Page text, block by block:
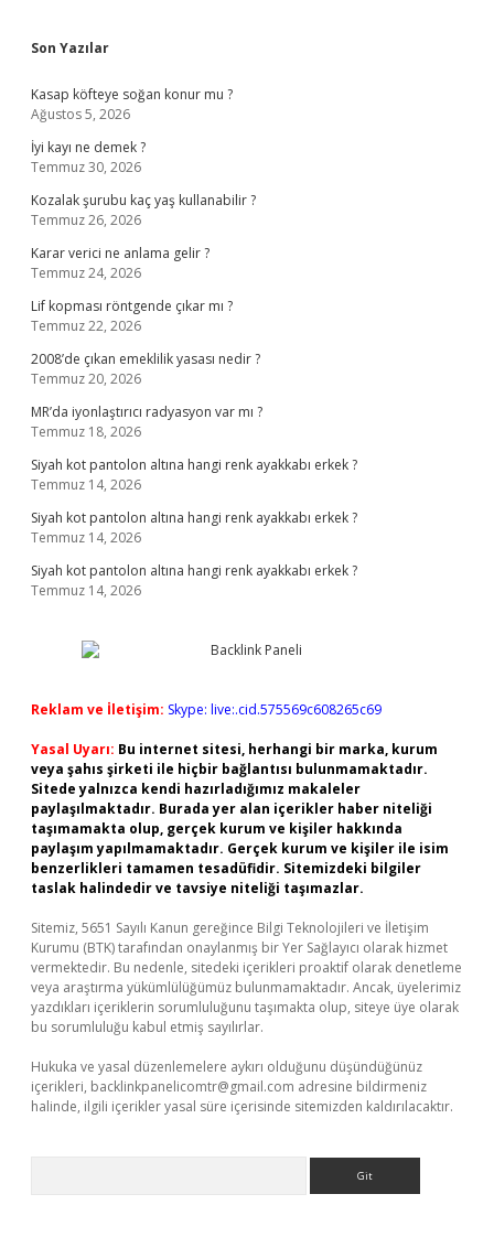
Sidebar
Son Yazılar
Kasap köfteye soğan konur mu ?
Ağustos 5, 2026
İyi kayı ne demek ?
Temmuz 30, 2026
Kozalak şurubu kaç yaş kullanabilir ?
Temmuz 26, 2026
Karar verici ne anlama gelir ?
Temmuz 24, 2026
Lif kopması röntgende çıkar mı ?
Temmuz 22, 2026
2008’de çıkan emeklilik yasası nedir ?
Temmuz 20, 2026
MR’da iyonlaştırıcı radyasyon var mı ?
Temmuz 18, 2026
Siyah kot pantolon altına hangi renk ayakkabı erkek ?
Temmuz 14, 2026
Siyah kot pantolon altına hangi renk ayakkabı erkek ?
Temmuz 14, 2026
Siyah kot pantolon altına hangi renk ayakkabı erkek ?
Temmuz 14, 2026
Reklam ve İletişim: Skype: live:.cid.575569c608265c69
Yasal Uyarı: Bu internet sitesi, herhangi bir marka, kurum
veya şahıs şirketi ile hiçbir bağlantısı bulunmamaktadır.
Sitede yalnızca kendi hazırladığımız makaleler
paylaşılmaktadır. Burada yer alan içerikler haber niteliği
taşımamakta olup, gerçek kurum ve kişiler hakkında
paylaşım yapılmamaktadır. Gerçek kurum ve kişiler ile isim
benzerlikleri tamamen tesadüfidir. Sitemizdeki bilgiler
taslak halindedir ve tavsiye niteliği taşımazlar.
Sitemiz, 5651 Sayılı Kanun gereğince Bilgi Teknolojileri ve İletişim
Kurumu (BTK) tarafından onaylanmış bir Yer Sağlayıcı olarak hizmet
vermektedir. Bu nedenle, sitedeki içerikleri proaktif olarak denetleme
veya araştırma yükümlülüğümüz bulunmamaktadır. Ancak, üyelerimiz
yazdıkları içeriklerin sorumluluğunu taşımakta olup, siteye üye olarak
bu sorumluluğu kabul etmiş sayılırlar.
Hukuka ve yasal düzenlemelere aykırı olduğunu düşündüğünüz
içerikleri, backlinkpanelicomtr@gmail.com adresine bildirmeniz
halinde, ilgili içerikler yasal süre içerisinde sitemizden kaldırılacaktır.